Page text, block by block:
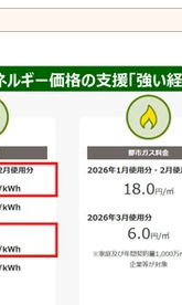
プ 台湾まぜそば カレーつけ
から大人まで楽しめるワーク
ソルト作り オリジナルストラ
作品を作ってみませんか。
コーンなどの焼き菓子 お気
がきっと見つかります。 🎺
会 地元中学生による心温ま
す。クリスマス気分がさらに
ーブースも出店します！ 当日
ます。 1円玉落としゲーム ガ
シミュレーション お子さまも
意しています。 ぜひご来場く